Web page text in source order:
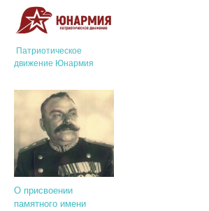
Патриотическое
движение Юнармия
О присвоении
памятного имени